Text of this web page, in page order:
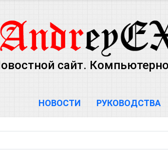
сайт.
НОВОСТИ РУКОВОДСТВА